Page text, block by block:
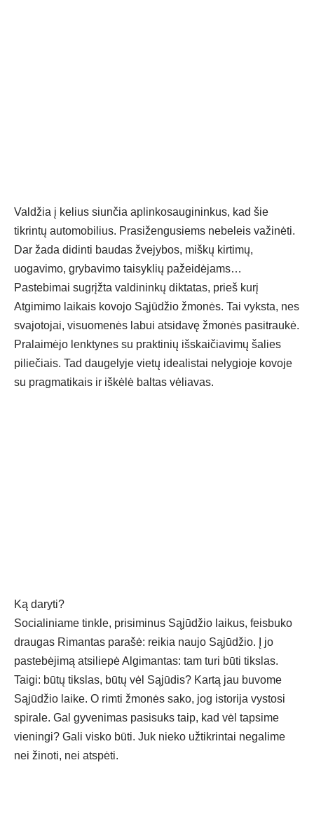
Valdžia į kelius siunčia aplinkosaugininkus, kad šie
tikrintų automobilius. Prasižengusiems nebeleis važinėti.
Dar žada didinti baudas žvejybos, miškų kirtimų,
uogavimo, grybavimo taisyklių pažeidėjams…
Pastebimai sugrįžta valdininkų diktatas, prieš kurį
Atgimimo laikais kovojo Sąjūdžio žmonės. Tai vyksta, nes
svajotojai, visuomenės labui atsidavę žmonės pasitraukė.
Pralaimėjo lenktynes su praktinių išskaičiavimų šalies
piliečiais. Tad daugelyje vietų idealistai nelygioje kovoje
su pragmatikais ir iškėlė baltas vėliavas.
Ką daryti?
Socialiniame tinkle, prisiminus Sąjūdžio laikus, feisbuko
draugas Rimantas parašė: reikia naujo Sąjūdžio. Į jo
pastebėjimą atsiliepė Algimantas: tam turi būti tikslas.
Taigi: būtų tikslas, būtų vėl Sąjūdis? Kartą jau buvome
Sąjūdžio laike. O rimti žmonės sako, jog istorija vystosi
spirale. Gal gyvenimas pasisuks taip, kad vėl tapsime
vieningi? Gali visko būti. Juk nieko užtikrintai negalime
nei žinoti, nei atspėti.